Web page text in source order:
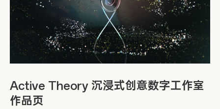
Active Theory 沉浸式创意数字工作室
作品页